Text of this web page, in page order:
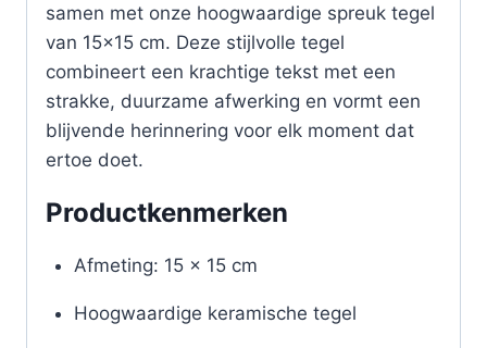
samen met onze hoogwaardige spreuk tegel
van 15×15 cm. Deze stijlvolle tegel
combineert een krachtige tekst met een
strakke, duurzame afwerking en vormt een
blijvende herinnering voor elk moment dat
ertoe doet.
Productkenmerken
Afmeting: 15 x 15 cm
Hoogwaardige keramische tegel